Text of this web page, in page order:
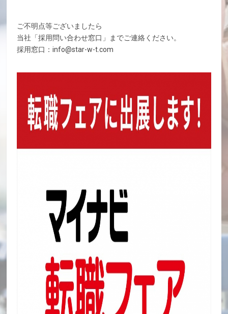
ご不明点等ございましたら
当社「採用問い合わせ窓口」までご連絡ください。
採用窓口：info@star-w-t.com